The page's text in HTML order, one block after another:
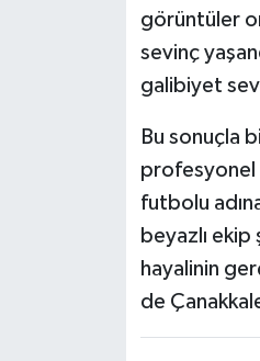
görüntüler
sevinç
galibiyet
Bu sonuçla
profesyonel
futbolu
beyazlı
hayalinin
de